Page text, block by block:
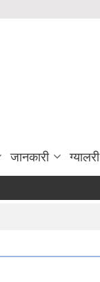
जानकारी ग्यालरी